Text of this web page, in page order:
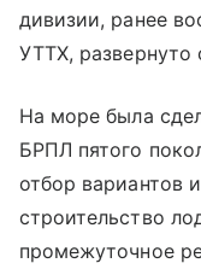
дивизии, ранее
УТТХ, развернуто
На море была
БРПЛ пятого
отбор вариантов
строительство
промежуточное